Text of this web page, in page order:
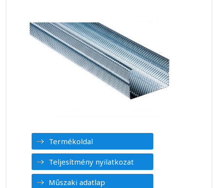
Termékoldal
Teljesítmény nyilatkozat
Műszaki adatlap